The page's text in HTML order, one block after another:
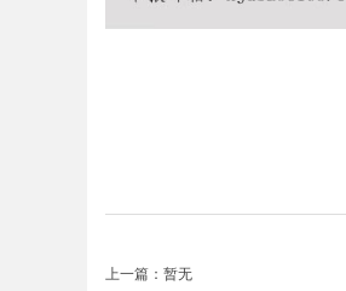
上一篇：暂无